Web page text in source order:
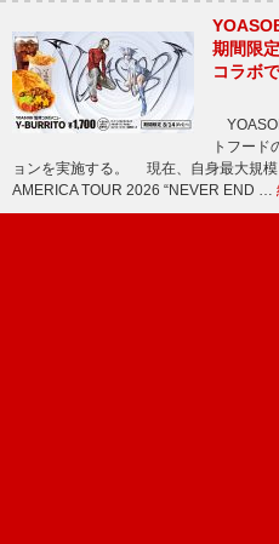
期間限
コラボで
トフード
ョンを実施する。 現在、自身最大規
AMERICA TOUR 2026 “NEVER END …